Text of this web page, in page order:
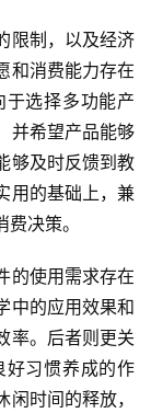
限制，以及经济
和消费能力存在
选择多功能产
并希望产品能够
够及时反馈到教
用的基础上，兼
决策。
的使用需求存在
中的应用效果和
率。后者则更关
好习惯养成的作
时间的释放，